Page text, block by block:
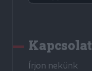
Kapcsolat
Írjon nekünk